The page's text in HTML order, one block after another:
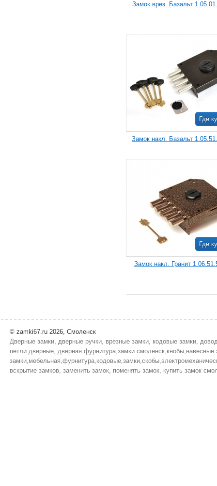
Замок врез. Базальт
Где
Замок накл. Базальт
Где
Замок накл. Гранит
© zamki67.ru 2026, Смоленск
Дверные замки, дверные ручки, врезные замки, кодовые замки,
петли дверные, дверная фурнитура,замки
вскрытие замков, заменить замок, поменять замок, купить замок